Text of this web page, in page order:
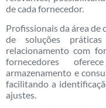
de cada fornecedor.
Profissionais da área de
de soluções
relacionamento com
fornecedores
armazenamento e
facilitando a
ajustes.